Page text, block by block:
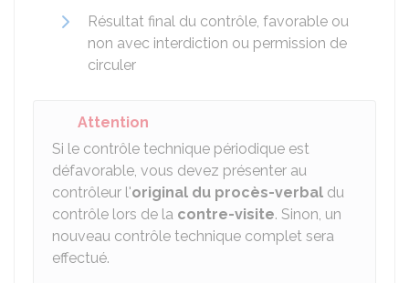
Résultat final du contrôle, favorable ou
non avec interdiction ou permission de
circuler
Attention
Si le contrôle technique périodique est
défavorable, vous devez présenter au
contrôleur l'original du procès-verbal du
contrôle lors de la contre-visite. Sinon, un
nouveau contrôle technique complet sera
effectué.